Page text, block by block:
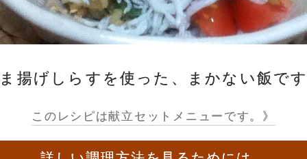
揚げしらすを使った、まかない飯で
このレシピは献立セットメニューです。》